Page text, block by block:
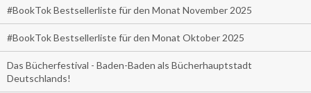
#BookTok Bestsellerliste für den Monat November 2025
#BookTok Bestsellerliste für den Monat Oktober 2025
Das Bücherfestival - Baden-Baden als Bücherhauptstadt
Deutschlands!